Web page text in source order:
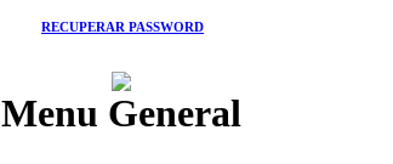
RECUPERAR PASSWORD
Menu General